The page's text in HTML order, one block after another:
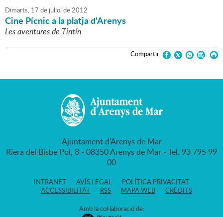
Dimarts, 17 de juliol de2012
Cine Pícnic a la platja d'Arenys
Les aventures de Tintín
Compartir
Ajuntament d'Arenys de Mar
Riera del Bisbe Pol, 8 - 08350 Arenys de Mar - Tel. 93 795 99
00
INTRANET AVÍS LEGAL
POLÍTICA PRIVACITAT
ACCESSIBILITAT
RSS MAPA WEB CRÈDITS
Amb la col·laboració de: